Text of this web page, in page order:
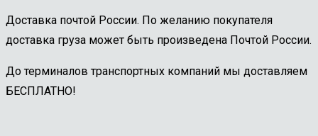
Доставка почтой России. По желанию покупателя
доставка груза может быть произведена Почтой России.
До терминалов транспортных компаний мы доставляем
БЕСПЛАТНО!